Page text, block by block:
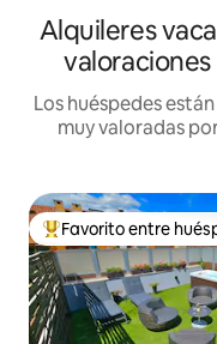
Alquileres
Los huéspedes
muy valoradas
Favorito entre
Favorito entre